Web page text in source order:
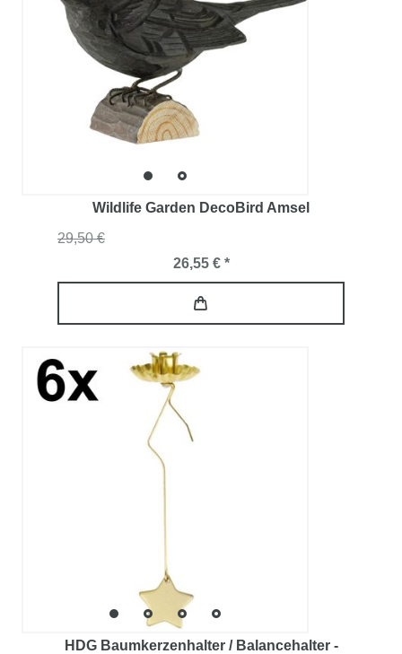
Wildlife Garden DecoBird Amsel
29,50 €
26,55 € *
HDG Baumkerzenhalter / Balancehalter -